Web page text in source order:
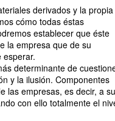
derivados y la propia
cómo todas éstas
establecer que éste
la empresa que de su
esperar.
determinante de
y la ilusión. Componentes
las empresas, es decir, a su
con ello totalmente el